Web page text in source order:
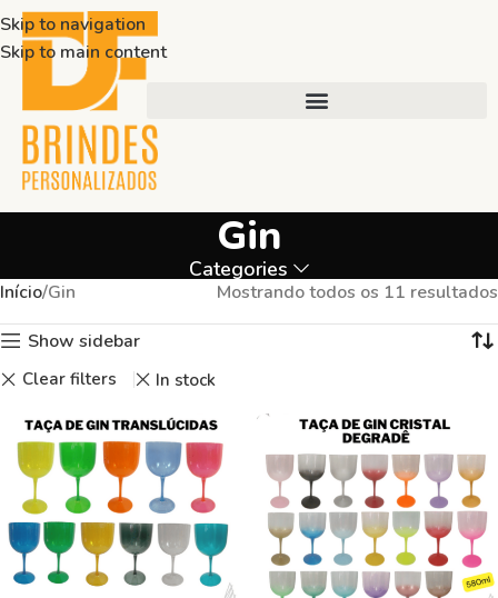
Skip to navigation
Skip to main content
Gin
Categories
Início Gin
Mostrando todos os 11 resultados
Show sidebar
Clear filters In stock